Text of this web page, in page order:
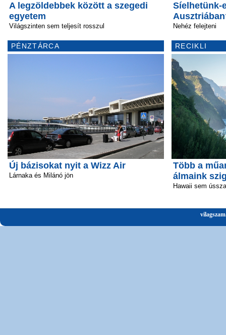
A legzöldebbek között a szegedi
egyetem
Világszinten sem teljesít rosszul
PÉNZTÁRCA
Új bázisokat nyit a Wizz Air
Lárnaka és Milánó jön
Síelhetünk-
Nehéz felejteni
RECIKLI
Több a
álmaink
Hawaii sem